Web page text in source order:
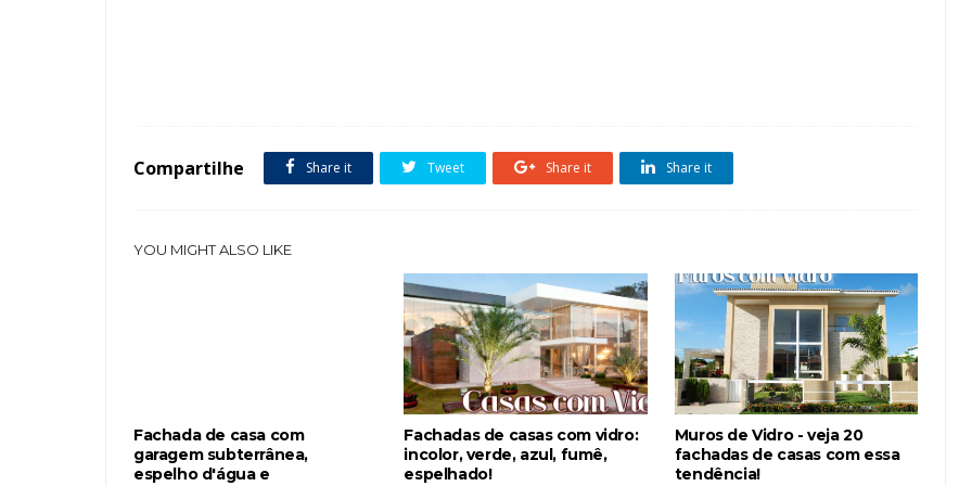
Compartilhe Share it Tweet Share it Share it
YOU MIGHT ALSO LIKE
Fachada de casa com
garagem subterrânea,
espelho d'água e
Fachadas de casas com vidro:
incolor, verde, azul, fumê,
espelhado!
Muros de Vidro - veja 20
fachadas de casas com essa
tendência!